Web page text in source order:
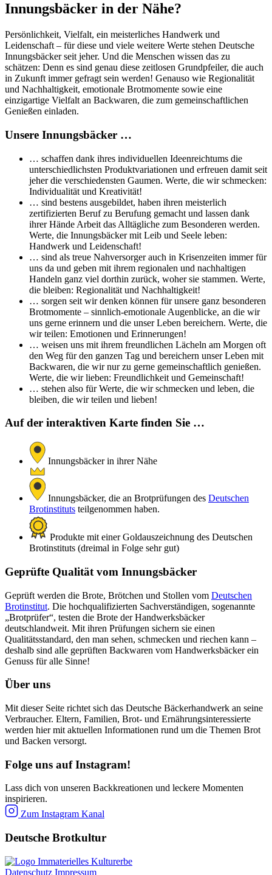
Innungsbäcker in der Nähe?
Persönlichkeit, Vielfalt, ein meisterliches Handwerk und
Leidenschaft – für diese und viele weitere Werte stehen Deutsche
Innungsbäcker seit jeher. Und die Menschen wissen das zu
schätzen: Denn es sind genau diese zeitlosen Grundpfeiler, die auch
in Zukunft immer gefragt sein werden! Genauso wie Regionalität
und Nachhaltigkeit, emotionale Brotmomente sowie eine
einzigartige Vielfalt an Backwaren, die zum gemeinschaftlichen
Genießen einladen.
Unsere Innungsbäcker …
… schaffen dank ihres individuellen Ideenreichtums die
unterschiedlichsten Produktvariationen und erfreuen damit seit
jeher die verschiedensten Gaumen. Werte, die wir schmecken:
Individualität und Kreativität!
… sind bestens ausgebildet, haben ihren meisterlich
zertifizierten Beruf zu Berufung gemacht und lassen dank
ihrer Hände Arbeit das Alltägliche zum Besonderen werden.
Werte, die Innungsbäcker mit Leib und Seele leben:
Handwerk und Leidenschaft!
… sind als treue Nahversorger auch in Krisenzeiten immer für
uns da und geben mit ihrem regionalen und nachhaltigen
Handeln ganz viel dorthin zurück, woher sie stammen. Werte,
die bleiben: Regionalität und Nachhaltigkeit!
… sorgen seit wir denken können für unsere ganz besonderen
Brotmomente – sinnlich-emotionale Augenblicke, an die wir
uns gerne erinnern und die unser Leben bereichern. Werte, die
wir teilen: Emotionen und Erinnerungen!
… weisen uns mit ihrem freundlichen Lächeln am Morgen oft
den Weg für den ganzen Tag und bereichern unser Leben mit
Backwaren, die wir nur zu gerne gemeinschaftlich genießen.
Werte, die wir lieben: Freundlichkeit und Gemeinschaft!
… stehen also für Werte, die wir schmecken und leben, die
bleiben, die wir teilen und lieben!
Auf der interaktiven Karte finden Sie …
Innungsbäcker in ihrer Nähe
Innungsbäcker, die an Brotprüfungen des Deutschen
Brotinstituts teilgenommen haben.
Produkte mit einer Goldauszeichnung des Deutschen
Brotinstituts (dreimal in Folge sehr gut)
Geprüfte Qualität vom Innungsbäcker
Geprüft werden die Brote, Brötchen und Stollen vom Deutschen
Brotinstitut. Die hochqualifizierten Sachverständigen, sogenannte
„Brotprüfer“, testen die Brote der Handwerksbäcker
deutschlandweit. Mit ihren Prüfungen sichern sie einen
Qualitätsstandard, den man sehen, schmecken und riechen kann –
deshalb sind alle geprüften Backwaren vom Handwerksbäcker ein
Genuss für alle Sinne!
Über uns
Mit dieser Seite richtet sich das Deutsche Bäckerhandwerk an seine
Verbraucher. Eltern, Familien, Brot- und Ernährungsinteressierte
werden hier mit aktuellen Informationen rund um die Themen Brot
und Backen versorgt.
Folge uns auf Instagram!
Lass dich von unseren Backkreationen und leckere Momenten
inspirieren.
Zum Instagram Kanal
Deutsche Brotkultur
Datenschutz Impressum